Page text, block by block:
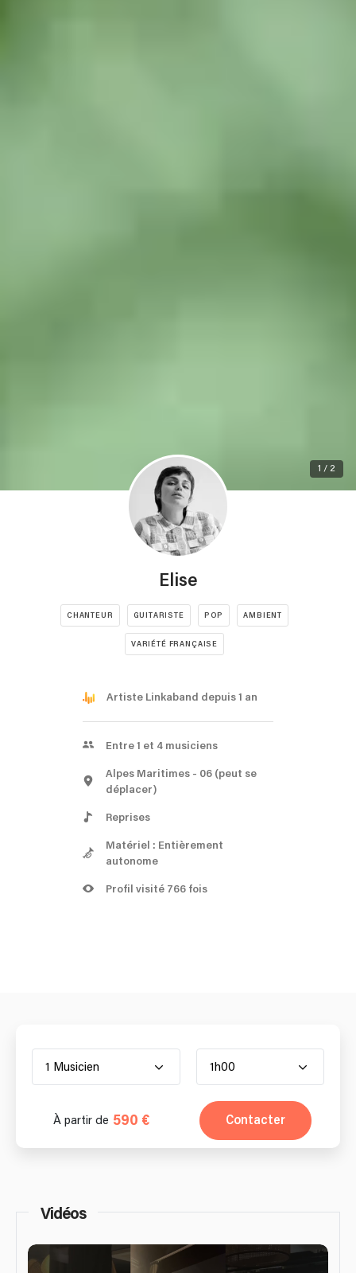
1 / 2
Elise
CHANTEUR GUITARISTE POP AMBIENT
VARIÉTÉ FRANÇAISE
Artiste Linkaband depuis 1 an
Entre 1 et 4 musiciens
Alpes Maritimes - 06 (peut se
déplacer)
Reprises
Matériel : Entièrement
autonome
Profil visité 766 fois
1 Musicien 1h00
À partir de 590 € Contacter
Vidéos